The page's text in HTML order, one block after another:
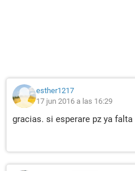
esther1217
17 jun 2016 a las 16:29
gracias. si esperare pz ya